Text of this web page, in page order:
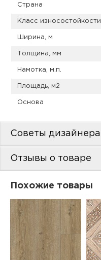
Страна
Класс износостойкости
Ширина, м
Толщина, мм
Намотка, м.п.
Площадь, м2
Основа
Советы дизайнера
Отзывы о товаре
Похожие товары